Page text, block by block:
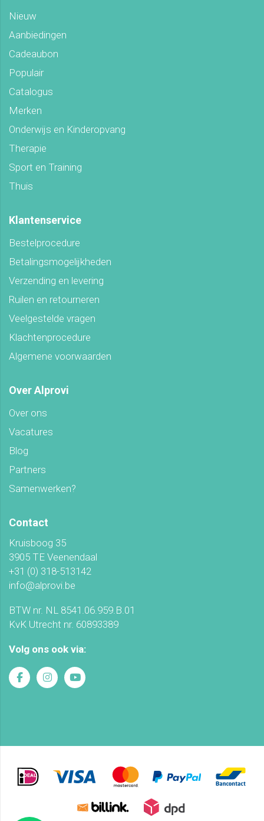
Nieuw
Aanbiedingen
Cadeaubon
Populair
Catalogus
Merken
Onderwijs en Kinderopvang
Therapie
Sport en Training
Thuis
Klantenservice
Bestelprocedure
Betalingsmogelijkheden
Verzending en levering
Ruilen en retourneren
Veelgestelde vragen
Klachtenprocedure
Algemene voorwaarden
Over Alprovi
Over ons
Vacatures
Blog
Partners
Samenwerken?
Contact
Kruisboog 35
3905 TE Veenendaal
+31 (0) 318-513142
info@alprovi.be
BTW nr. NL 8541.06.959.B.01
KvK Utrecht nr. 60893389
Volg ons ook via: